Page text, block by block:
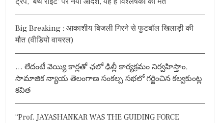
న్
భి
రా
న్
Big Breaking : आकाशीय बिजली गिरने से फुटबॉल खिलाड़ी की
मौत (वीडियो वायरल)
… లేదంటే వెయ్యి కార్లతో ఛలో ఢిల్లీ కార్యక్రమం నిర్వహిస్తాం,
సామాజిక న్యాయ తెలంగాణ సంకల్ప సభలో గర్జించిన కల్వకుంట్ల
కవిత
“Prof. JAYASHANKAR WAS THE GUIDING FORCE